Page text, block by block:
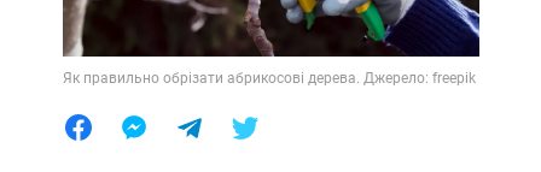
Як правильно обрізати абрикосові дерева. Джерело: freepik